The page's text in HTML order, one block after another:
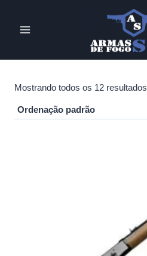
Mostrando todos os 12 resultados